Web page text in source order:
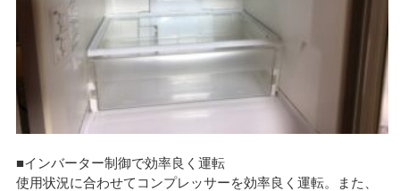
■インバーター制御で効率良く運転
使用状況に合わせてコンプレッサーを効率良く運転。また、